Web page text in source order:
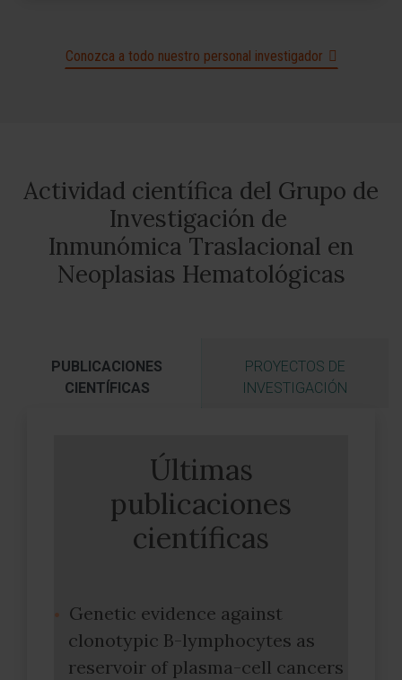
Conozca a todo nuestro personal investigador
Actividad científica del Grupo de
Investigación de
Inmunómica Traslacional en
Neoplasias Hematológicas
PUBLICACIONES
CIENTÍFICAS
PROYECTOS DE
INVESTIGACIÓN
Últimas
publicaciones
científicas
Genetic evidence against
clonotypic B-lymphocytes as
reservoir of plasma-cell cancers